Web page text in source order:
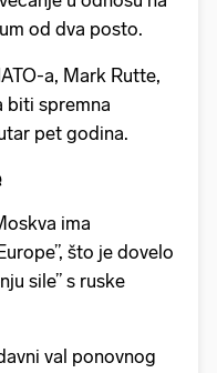
od dva posto.
a, Mark Rutte,
biti spremna
pet godina.
ima
što je dovelo
sile” s ruske
val ponovnog